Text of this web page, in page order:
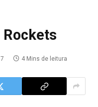
4 Mins de leitura